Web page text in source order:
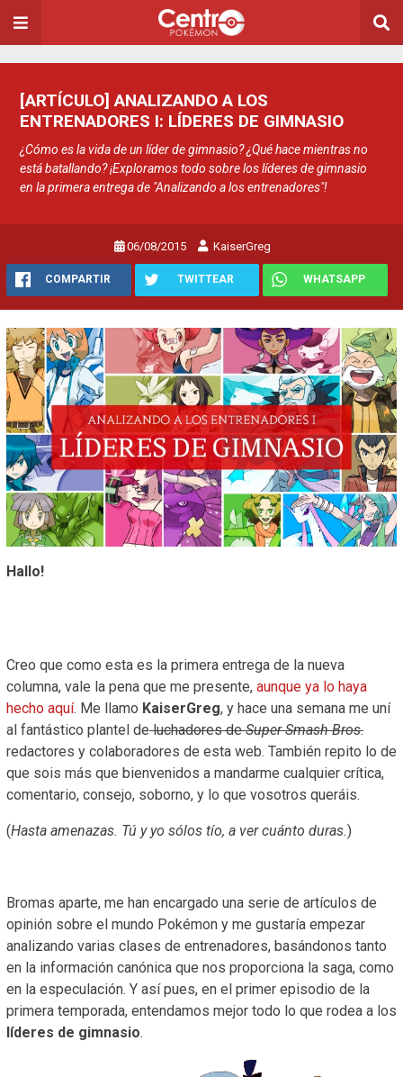
[ARTÍCULO] ANALIZANDO A LOS
ENTRENADORES I: LÍDERES DE GIMNASIO
¿Cómo es la vida de un líder de gimnasio? ¿Qué hace mientras no
está batallando? ¡Exploramos todo sobre los líderes de gimnasio
en la primera entrega de "Analizando a los entrenadores"!
06/08/2015 KaiserGreg
COMPARTIR TWITTEAR WHATSAPP
Hallo!
Creo que como esta es la primera entrega de la nueva
columna, vale la pena que me presente, aunque ya lo haya
hecho aquí. Me llamo KaiserGreg, y hace una semana me uní
al fantástico plantel deluchadores deSuper Smash Bros.
redactores y colaboradores de esta web. También repito lo de
que sois más que bienvenidos a mandarme cualquier crítica,
comentario, consejo, soborno, y lo que vosotros queráis.
(Hasta amenazas. Tú y yo sólos tío, a ver cuánto duras.)
Bromas aparte, me han encargado una serie de artículos de
opinión sobre el mundo Pokémon y me gustaría empezar
analizando varias clases de entrenadores, basándonos tanto
en la información canónica que nos proporciona la saga, como
en la especulación. Y así pues, en el primer episodio de la
primera temporada, entendamos mejor todo lo que rodea a los
líderes de gimnasio.